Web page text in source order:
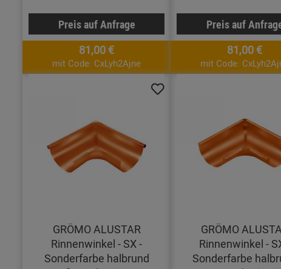
Preis auf Anfrage
81,00 €
mit Code: CxLyh2Ajne
Preis auf
81,00 €
mit Code:
GRÖMO ALUSTAR
Rinnenwinkel - SX -
Sonderfarbe halbrund
GRÖMO
Rinnenwinkel -
Sonderfarbe